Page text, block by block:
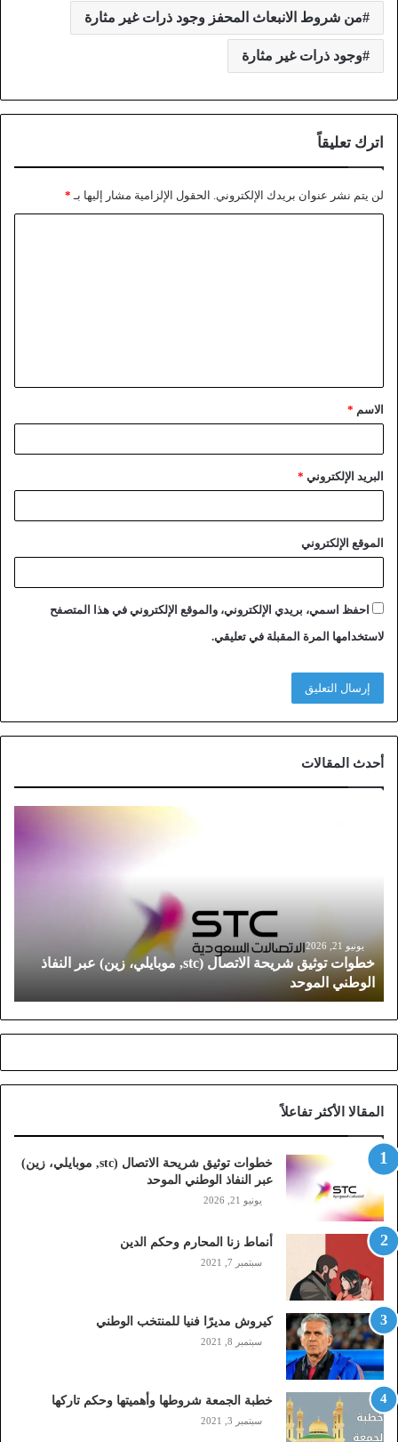
من شروط الانبعاث المحفز وجود ذرات غير مثارة
وجود ذرات غير مثارة
اترك تعليقاً
لن يتم نشر عنوان بريدك الإلكتروني. الحقول الإلزامية مشار إليها بـ *
الاسم *
البريد الإلكتروني *
الموقع الإلكتروني
احفظ اسمي، بريدي الإلكتروني، والموقع الإلكتروني في هذا المتصفح
لاستخدامها المرة المقبلة في تعليقي.
أحدث المقالات
ش
ر
ل
ا
ت
ص
ل
(
s
,
م
و
ب
ا
ي
ل
ي
يونيو 21, 2026
خطوات توثيق شريحة الاتصال (stc, موبايلي، زين) عبر النفاذ
الوطني الموحد
المقالا الأكثر تفاعلاً
خطوات توثيق شريحة الاتصال (stc, موبايلي، زين)
عبر النفاذ الوطني الموحد
يونيو 21, 2026
أنماط زنا المحارم وحكم الدين
سبتمبر 7, 2021
كيروش مديرًا فنيا للمنتخب الوطني
سبتمبر 8, 2021
خطبة الجمعة شروطها وأهميتها وحكم تاركها
سبتمبر 3, 2021